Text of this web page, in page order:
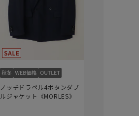
ノッチドラペル4ボタンダブ
ルジャケット《MORLES》